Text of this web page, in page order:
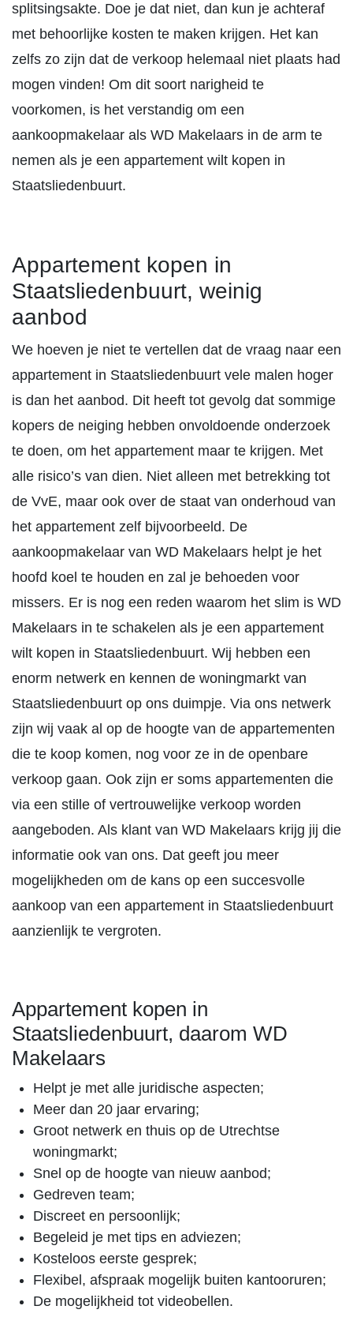
splitsingsakte. Doe je dat niet, dan kun je achteraf
met behoorlijke kosten te maken krijgen. Het kan
zelfs zo zijn dat de verkoop helemaal niet plaats had
mogen vinden! Om dit soort narigheid te
voorkomen, is het verstandig om een
aankoopmakelaar als WD Makelaars in de arm te
nemen als je een appartement wilt kopen in
Staatsliedenbuurt.
Appartement kopen in
Staatsliedenbuurt, weinig
aanbod
We hoeven je niet te vertellen dat de vraag naar een
appartement in Staatsliedenbuurt vele malen hoger
is dan het aanbod. Dit heeft tot gevolg dat sommige
kopers de neiging hebben onvoldoende onderzoek
te doen, om het appartement maar te krijgen. Met
alle risico’s van dien. Niet alleen met betrekking tot
de VvE, maar ook over de staat van onderhoud van
het appartement zelf bijvoorbeeld. De
aankoopmakelaar van WD Makelaars helpt je het
hoofd koel te houden en zal je behoeden voor
missers. Er is nog een reden waarom het slim is WD
Makelaars in te schakelen als je een appartement
wilt kopen in Staatsliedenbuurt. Wij hebben een
enorm netwerk en kennen de woningmarkt van
Staatsliedenbuurt op ons duimpje. Via ons netwerk
zijn wij vaak al op de hoogte van de appartementen
die te koop komen, nog voor ze in de openbare
verkoop gaan. Ook zijn er soms appartementen die
via een stille of vertrouwelijke verkoop worden
aangeboden. Als klant van WD Makelaars krijg jij die
informatie ook van ons. Dat geeft jou meer
mogelijkheden om de kans op een succesvolle
aankoop van een appartement in Staatsliedenbuurt
aanzienlijk te vergroten.
Appartement kopen in
Staatsliedenbuurt, daarom WD
Makelaars
Helpt je met alle juridische aspecten;
Meer dan 20 jaar ervaring;
Groot netwerk en thuis op de Utrechtse
woningmarkt;
Snel op de hoogte van nieuw aanbod;
Gedreven team;
Discreet en persoonlijk;
Begeleid je met tips en adviezen;
Kosteloos eerste gesprek;
Flexibel, afspraak mogelijk buiten kantooruren;
De mogelijkheid tot videobellen.